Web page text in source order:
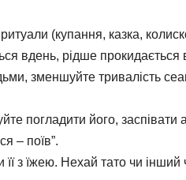
(купання, казка,
вдень, рідше прокидається
зменшуйте тривалість
погладити його, заспівати
– поїв”.
з їжею. Нехай тато чи інший